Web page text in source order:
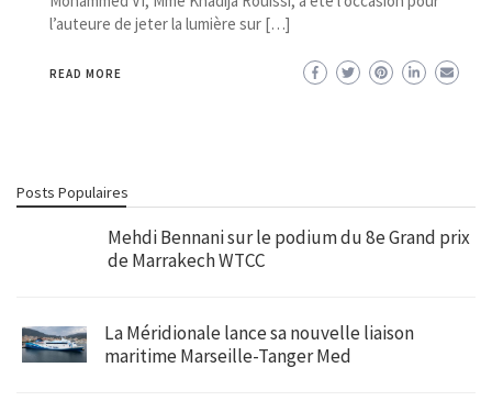
l’auteure de jeter la lumière sur […]
READ MORE
Posts Populaires
Mehdi Bennani sur le podium du 8e Grand prix
de Marrakech WTCC
La Méridionale lance sa nouvelle liaison
maritime Marseille-Tanger Med